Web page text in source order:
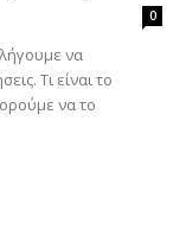
0
να
Τι είναι το
να το